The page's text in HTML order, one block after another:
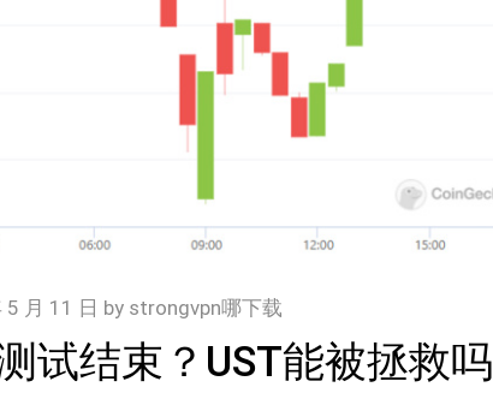
试结束？UST能被拯救吗
月 11 日 by strongvpn哪下载